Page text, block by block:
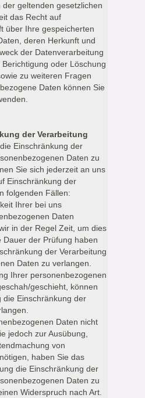
der geltenden gesetzlichen
das Recht auf
über Ihre gespeicherten
deren Herkunft und
der Datenverarbeitung
Berichtigung oder Löschung
zu weiteren Fragen
Daten können Sie
der Verarbeitung
Einschränkung der
Daten zu
Sie sich jederzeit an uns
Einschränkung der
folgenden Fällen:
Ihrer bei uns
Daten
in der Regel Zeit, um dies
Dauer der Prüfung haben
der Verarbeitung
Daten zu verlangen.
Ihrer personenbezogenen
geschieht, können
die Einschränkung der
Daten nicht
jedoch zur Ausübung,
von
haben Sie das
die Einschränkung der
Daten zu
Widerspruch nach Art.